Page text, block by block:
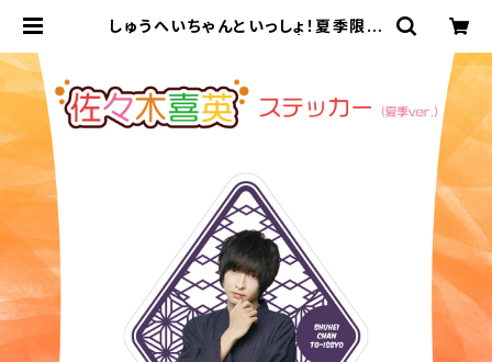
しゅうへいちゃんといっしょ！夏季限定